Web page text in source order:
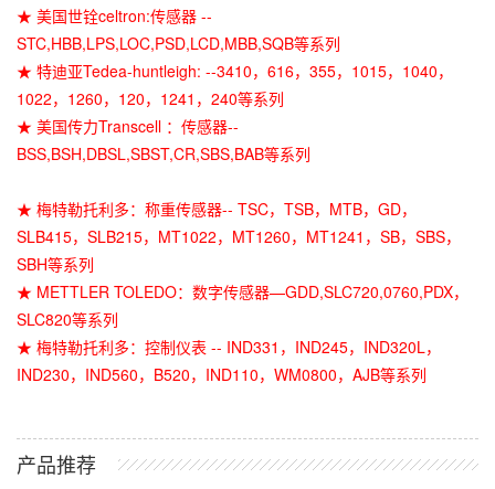
★ 美国世铨celtron:传感器 --
STC,HBB,LPS,LOC,PSD,LCD,MBB,SQB等系列
★ 特迪亚Tedea-huntleigh: --3410，616，355，1015，1040，
1022，1260，120，1241，240等系列
★ 美国传力Transcell ：传感器--
BSS,BSH,DBSL,SBST,CR,SBS,BAB等系列
★ 梅特勒托利多：称重传感器-- TSC，TSB，MTB，GD，
SLB415，SLB215，MT1022，MT1260，MT1241，SB，SBS，
SBH等系列
★ METTLER TOLEDO：数字传感器—GDD,SLC720,0760,PDX，
SLC820等系列
★ 梅特勒托利多：控制仪表 -- IND331，IND245，IND320L，
IND230，IND560，B520，IND110，WM0800，AJB等系列
产品推荐